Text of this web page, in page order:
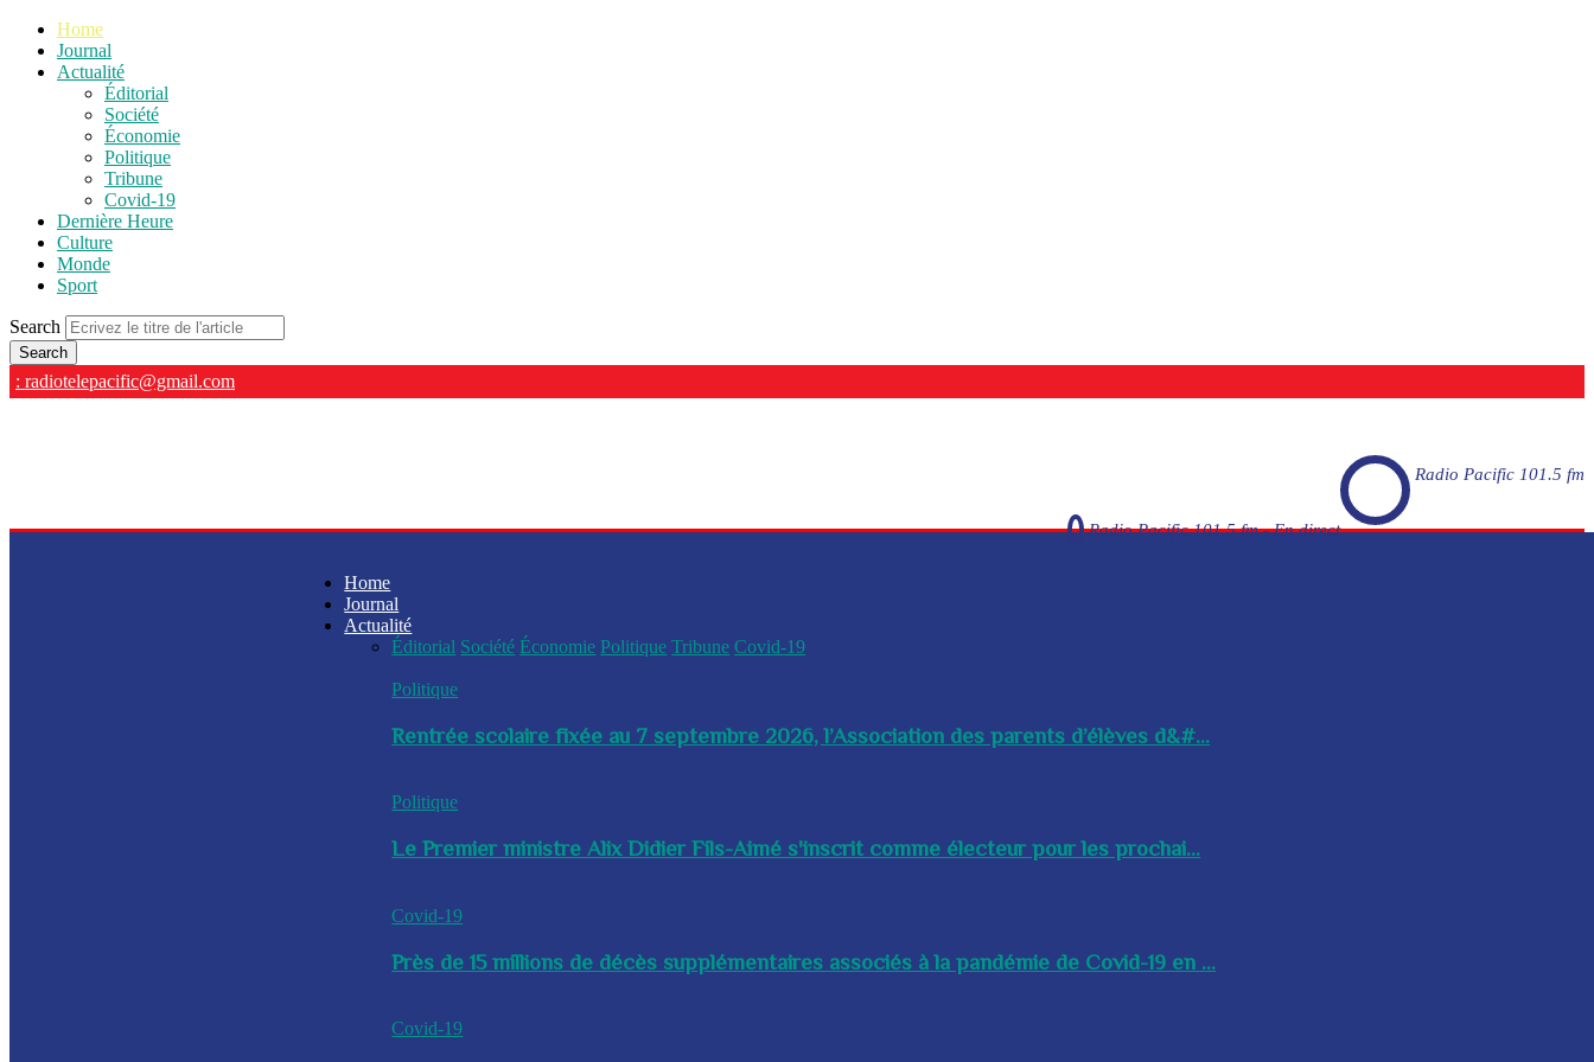
Home
Journal
Actualité
Éditorial
Société
Économie
Politique
Tribune
Covid-19
Dernière Heure
Culture
Monde
Sport
Search
: radiotelepacific@gmail.com
Radio Pacific 101.5 fm
Radio Pacific 101.5 fm - En direct
Home
Journal
Actualité
Éditorial Société Économie Politique Tribune Covid-19
Politique
Rentrée scolaire fixée au 7 septembre 2026, l’Association des parents d’élèves d&#...
Politique
Le Premier ministre Alix Didier Fils-Aimé s'inscrit comme électeur pour les prochai...
Covid-19
Près de 15 millions de décès supplémentaires associés à la pandémie de Covid-19 en ...
Covid-19